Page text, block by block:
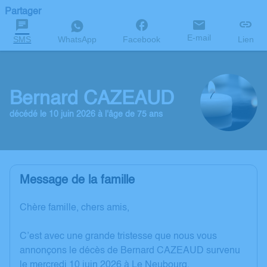
Partager
SMS WhatsApp Facebook E-mail Lien
Bernard CAZEAUD
décédé le 10 juin 2026 à l'âge de 75 ans
Message de la famille
Chère famille, chers amis,
C’est avec une grande tristesse que nous vous
annonçons le décès de Bernard CAZEAUD survenu